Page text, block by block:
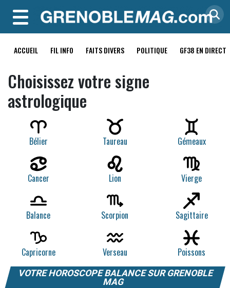
MENU
ACCUEIL FIL INFO FAITS DIVERS POLITIQUE GF38 EN DIRECT
Choisissez votre signe
astrologique
Bélier Taureau Gémeaux
Cancer Lion Vierge
Balance Scorpion Sagittaire
Capricorne Verseau Poissons
VOTRE HOROSCOPE BALANCE SUR GRENOBLE
MAG